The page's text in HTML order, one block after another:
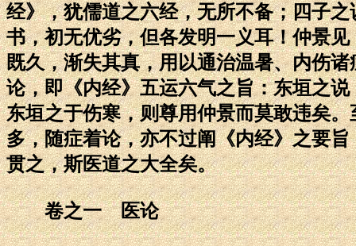
经》，犹儒道之六经，无所不备；四子
书，初无优劣，但各发明一义耳！仲景
既久，渐失其真，用以通治温暑、内伤
论，即《内经》五运六气之旨：东垣之
东垣之于伤寒，则尊用仲景而莫敢违矣
多，随症着论，亦不过阐《内经》之要
贯之，斯医道之大全矣。
卷之一 医论